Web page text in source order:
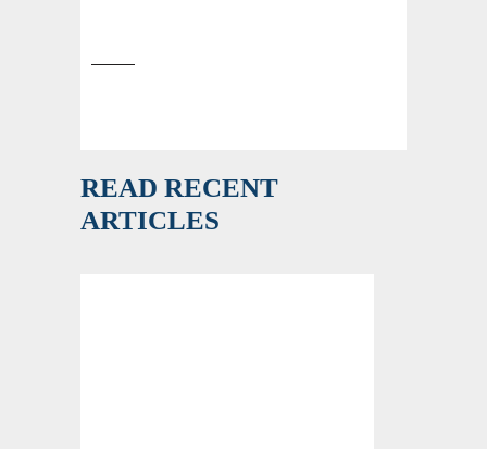
READ RECENT
ARTICLES